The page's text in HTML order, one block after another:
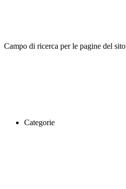
Campo di ricerca per le pagine del sito
Categorie